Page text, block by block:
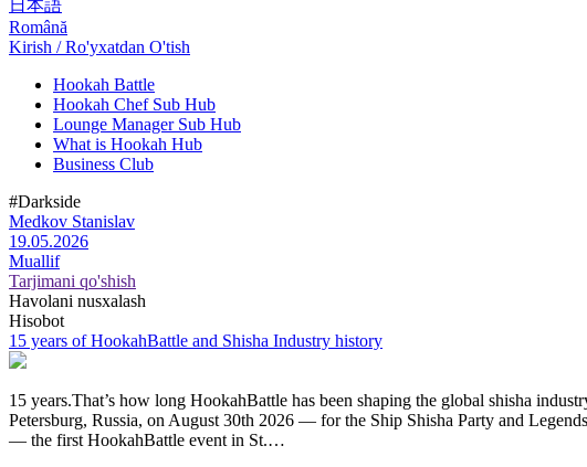
日本語
Română
Kirish / Ro'yxatdan O'tish
Hookah Battle
Hookah Chef Sub Hub
Lounge Manager Sub Hub
What is Hookah Hub
Business Club
#Darkside
Medkov Stanislav
19.05.2026
Muallif
Tarjimani qo'shish
Havolani nusxalash
Hisobot
15 years of HookahBattle and Shisha Industry history
15 years.That’s how long HookahBattle has been shaping the global shisha
Petersburg, Russia, on August 30th 2026 — for the Ship Shisha Party and
— the first HookahBattle event in St.…